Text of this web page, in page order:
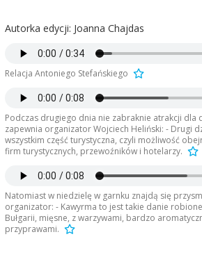
Autorka edycji: Joanna Chajdas
Relacja Antoniego Stefańskiego
Podczas drugiego dnia nie zabraknie atrakcji dla
zapewnia organizator Wojciech Heliński: - Drugi
wszystkim część turystyczna, czyli możliwość
firm turystycznych, przewoźników i hotelarzy.
Natomiast w niedzielę w garnku znajdą się
organizator: - Kawyrma to jest takie danie
Bułgarii, mięsne, z warzywami, bardzo
przyprawami.